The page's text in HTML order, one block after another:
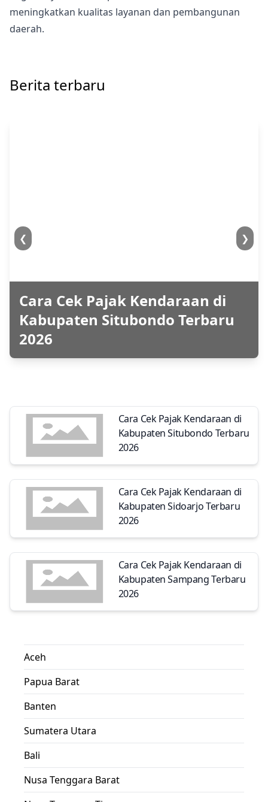
meningkatkan kualitas layanan dan pembangunan
daerah.
Berita terbaru
Cara Cek Pajak Kendaraan di
Kabupaten Situbondo Terbaru
2026
❮ ❯
Cara Cek Pajak Kendaraan di
Kabupaten Situbondo Terbaru
2026
Cara Cek Pajak Kendaraan di
Kabupaten Sidoarjo Terbaru
2026
Cara Cek Pajak Kendaraan di
Kabupaten Sampang Terbaru
2026
Aceh
Papua Barat
Banten
Sumatera Utara
Bali
Nusa Tenggara Barat